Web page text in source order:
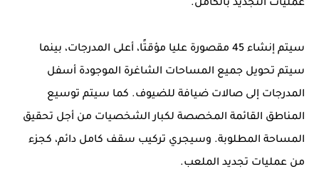
عمليات التجديد بالكامل.
سيتم إنشاء 45 مقصورة عليا مؤقتًا، أعلى المدرجات، بينما
سيتم تحويل جميع المساحات الشاغرة الموجودة أسفل
المدرجات إلى صالات ضيافة للضيوف. كما سيتم توسيع
المناطق القائمة المخصصة لكبار الشخصيات من أجل تحقيق
المساحة المطلوبة. وسيجري تركيب سقف كامل دائم، كجزء
من عمليات تجديد الملعب.